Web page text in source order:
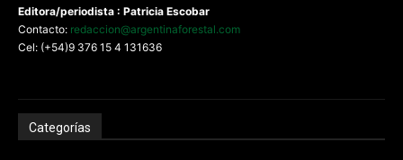
Editora/periodista : Patricia Escobar
Contacto: redaccion@argentinaforestal.com
Cel: (+54)9 376 15 4 131636
Categorías